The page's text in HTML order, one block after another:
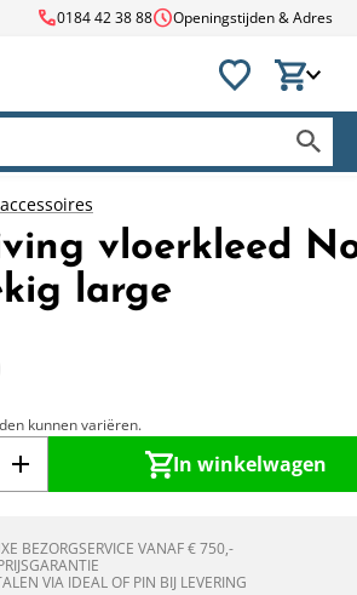
call0184 42 38 88scheduleOpeningstijden & Adres
vloerkleed
large
kunnen variëren.
In winkelwagen
BEZORGSERVICE VANAF € 750,-
VIA IDEAL OF PIN BIJ LEVERING